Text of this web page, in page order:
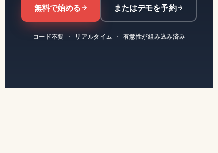
無料で始める またはデモを予約
コード不要 · リアルタイム ·有意性が組み込み済み